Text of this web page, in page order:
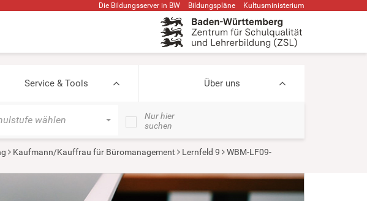
Die Bildungsserver in BW Bildungspläne Kultusministerium
Service & Tools Über uns
wählen
Nur hier
suchen
Kaufmann/Kauffrau für Büromanagement Lernfeld 9
WBM-LF09-